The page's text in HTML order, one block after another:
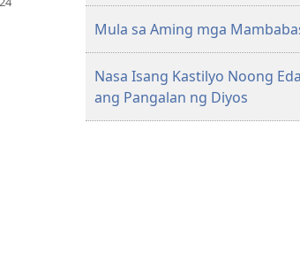
Mula sa Aming mga
Nasa Isang Kastilyo Noong
ang Pangalan ng Diyos